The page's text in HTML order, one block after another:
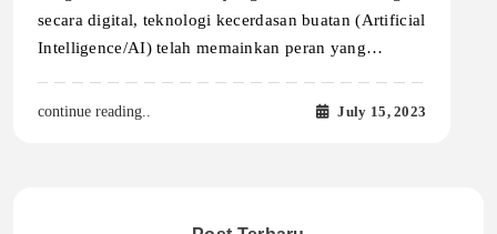
secara digital, teknologi kecerdasan buatan (Artificial
Intelligence/AI) telah memainkan peran yang…
continue reading.. July 15, 2023